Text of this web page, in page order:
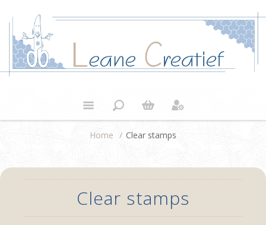
Home / Clear stamps
Clear stamps